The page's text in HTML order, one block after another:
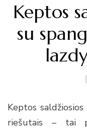
Keptos
su
Keptos
riešutais – tai